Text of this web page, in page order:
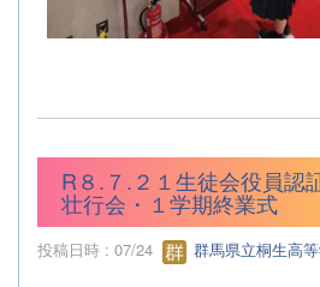
R８.７.２１生徒会役員認
壮行会・１学期終業式
投稿日時 : 07/24 群馬県立桐生高